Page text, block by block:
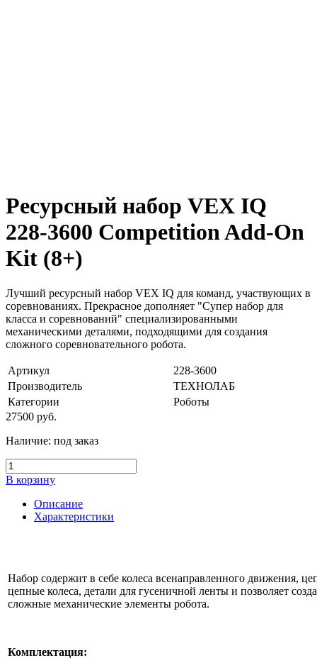
Ресурсный набор VEX IQ
228-3600 Competition Add-On
Kit (8+)
Лучший ресурсный набор VEX IQ для команд, участвующих в
соревнованиях. Прекрасное дополняет "Супер набор для
класса и соревнований" специализированными
механическими деталями, подходящими для создания
сложного соревновательного робота.
Артикул
228-3600
Производитель
ТЕХНОЛАБ
Категории
Роботы
27500 руб.
Наличие: под заказ
В корзину
Описание
Характеристики
Набор содержит в себе колеса всенаправленного движения,
цепные колеса, детали для гусеничной ленты и позволяет
сложные механические элементы робота.
Комплектация: